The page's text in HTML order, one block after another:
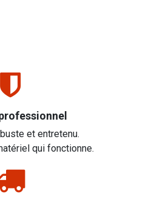
et entretenu.
qui fonctionne.